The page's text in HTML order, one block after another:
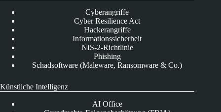
Cyberangriffe
Cyber Resilience Act
Hackerangriffe
Informationssicherheit
NIS-2-Richtlinie
Phishing
Schadsoftware (Maleware, Ransomware & Co.)
Künstliche Intelligenz
AI Office